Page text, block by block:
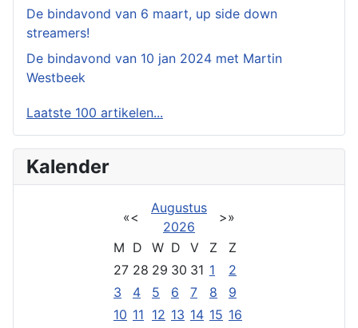
De bindavond van 6 maart, up side down
streamers!
De bindavond van 10 jan 2024 met Martin
Westbeek
Laatste 100 artikelen...
Kalender
«<
Augustus
2026
>»
M D W D V Z
Z
27 28 29 30 31 1
2
3
4 5 6 7 8
9
10 11 12 13 14 15 16